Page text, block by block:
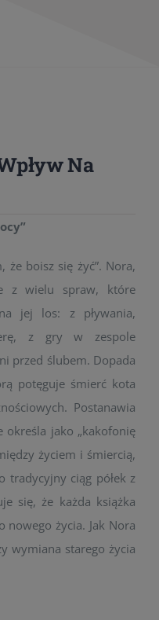
Na
boisz się żyć”. Nora,
z wielu spraw, które
jej los: z pływania,
z gry w zespole
przed ślubem. Dopada
potęguje śmierć kota
Postanawia
określa jako „kakofonię
życiem i śmiercią,
ciąg półek z
się, że każda książka
nowego życia. Jak Nora
wymiana starego życia